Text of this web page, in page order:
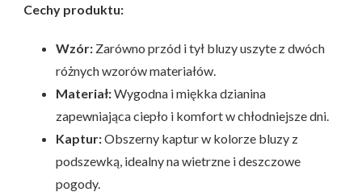
Cechy produktu:
Wzór: Zarówno przód i tył bluzy uszyte z dwóch
różnych wzorów materiałów.
Materiał:Wygodna i miękka dzianina
zapewniająca ciepło i komfort w chłodniejsze dni.
Kaptur:Obszerny kaptur w kolorze bluzy z
podszewką, idealny na wietrzne i deszczowe
pogody.